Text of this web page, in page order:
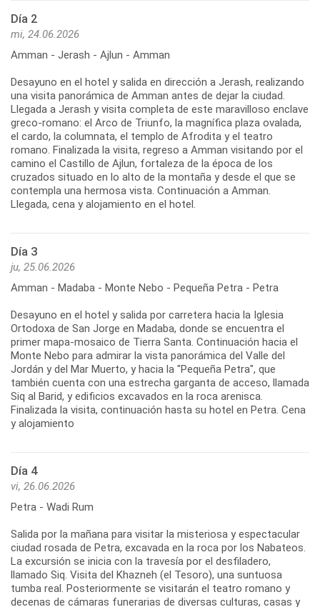
Día 2
mi, 24.06.2026
Amman - Jerash - Ajlun - Amman
Desayuno en el hotel y salida en dirección a Jerash, realizando
una visita panorámica de Amman antes de dejar la ciudad.
Llegada a Jerash y visita completa de este maravilloso enclave
greco-romano: el Arco de Triunfo, la magnífica plaza ovalada,
el cardo, la columnata, el templo de Afrodita y el teatro
romano. Finalizada la visita, regreso a Amman visitando por el
camino el Castillo de Ajlun, fortaleza de la época de los
cruzados situado en lo alto de la montaña y desde el que se
contempla una hermosa vista. Continuación a Amman.
Llegada, cena y alojamiento en el hotel.
Día 3
ju, 25.06.2026
Amman - Madaba - Monte Nebo - Pequeña Petra - Petra
Desayuno en el hotel y salida por carretera hacia la Iglesia
Ortodoxa de San Jorge en Madaba, donde se encuentra el
primer mapa-mosaico de Tierra Santa. Continuación hacia el
Monte Nebo para admirar la vista panorámica del Valle del
Jordán y del Mar Muerto, y hacia la "Pequeña Petra", que
también cuenta con una estrecha garganta de acceso, llamada
Siq al Barid, y edificios excavados en la roca arenisca.
Finalizada la visita, continuación hasta su hotel en Petra. Cena
y alojamiento
Día 4
vi, 26.06.2026
Petra - Wadi Rum
Salida por la mañana para visitar la misteriosa y espectacular
ciudad rosada de Petra, excavada en la roca por los Nabateos.
La excursión se inicia con la travesía por el desfiladero,
llamado Siq. Visita del Khazneh (el Tesoro), una suntuosa
tumba real. Posteriormente se visitarán el teatro romano y
decenas de cámaras funerarias de diversas culturas, casas y